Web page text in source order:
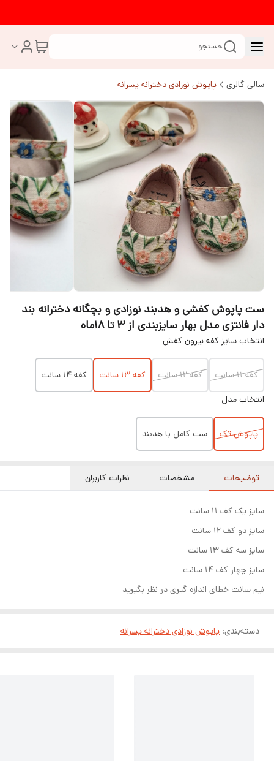
جستجو
سالی گالری پاپوش نوزادی دخترانه پسرانه
ست پاپوش کفشی و هدبند نوزادی و بچگانه دخترانه بند
دار فانتزی مدل بهار سایزبندی از ۳ تا ۱۸ماه
انتخاب سایز کفه بیرون کفش
کفه ۱۱ سانت کفه ۱۲ سانت کفه ۱۳ سانت
کفه 14 سانت
انتخاب مدل
پاپوش تک ست کامل با هدبند
توضیحات مشخصات نظرات کاربران
سایز یک کف ۱۱ سانت
سایز دو کف ۱۲ سانت
سایز سه کف ۱۳ سانت
سایز چهار کف ۱۴ سانت
نیم سانت خطای اندازه گیری در نظر بگیرید
دسته‌بندی: پاپوش نوزادی دخترانه پسرانه